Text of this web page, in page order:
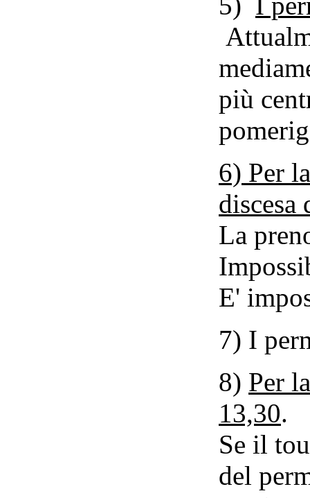
più
6) Per
discesa
La
E'
7) I
8) Per
13,30.
Se il
del